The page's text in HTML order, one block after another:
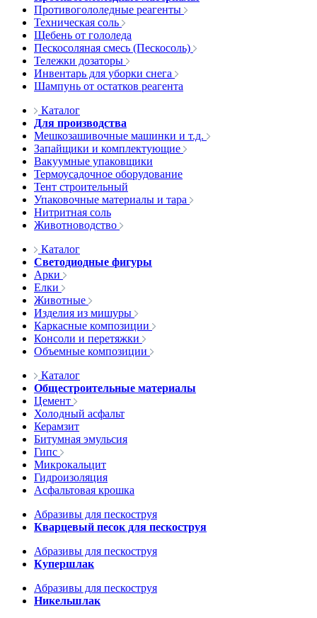
Противогололедные реагенты
Техническая соль
Щебень от гололеда
Пескосоляная смесь (Пескосоль)
Тележки дозаторы
Инвентарь для уборки снега
Шампунь от остатков реагента
Каталог
Для производства
Мешкозашивочные машинки и т.д.
Запайщики и комплектующие
Вакуумные упаковщики
Термоусадочное оборудование
Тент строительный
Упаковочные материалы и тара
Нитритная соль
Животноводство
Каталог
Светодиодные фигуры
Арки
Елки
Животные
Изделия из мишуры
Каркасные композиции
Консоли и перетяжки
Объемные композиции
Каталог
Общестроительные материалы
Цемент
Холодный асфальт
Керамзит
Битумная эмульсия
Гипс
Микрокальцит
Гидроизоляция
Асфальтовая крошка
Абразивы для пескоструя
Кварцевый песок для пескоструя
Абразивы для пескоструя
Купершлак
Абразивы для пескоструя
Никельшлак